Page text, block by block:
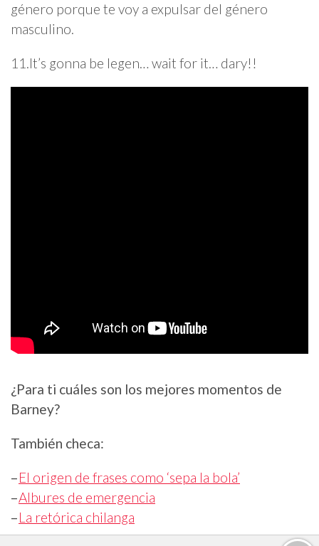
género porque te voy a expulsar del género
masculino.
11.It’s gonna be legen… wait for it… dary!!
¿Para ti cuáles son los mejores momentos de
Barney?
También checa:
–El origen de frases como ‘sepa la bola’
–Albures de emergencia
–La retórica chilanga